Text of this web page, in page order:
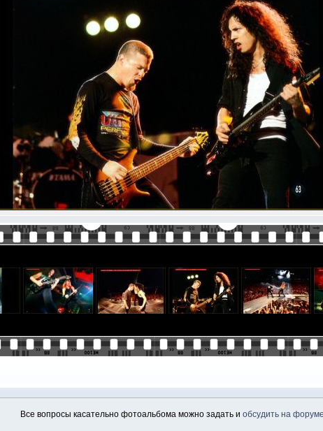
Все вопросы касательно фотоальбома можно задать и обсудить на